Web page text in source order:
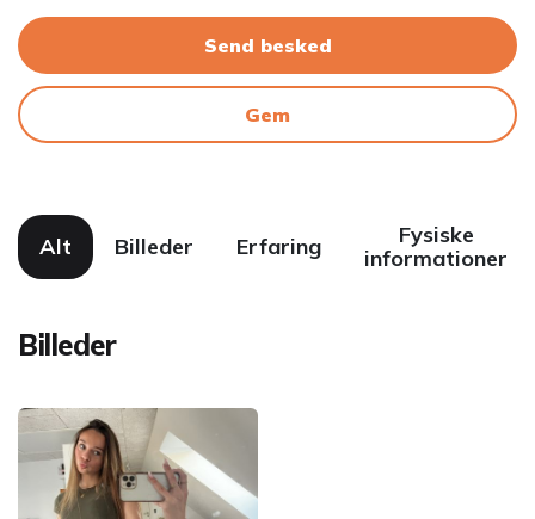
Send besked
Gem
Alt Billeder Erfaring
Fysiske
informationer
Billeder